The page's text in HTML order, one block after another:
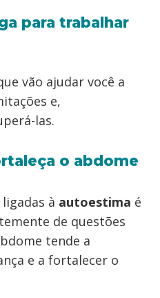
para trabalhar
vão ajudar você a
e,
las.
o abdome
à autoestima é
de questões
tende a
e a fortalecer o